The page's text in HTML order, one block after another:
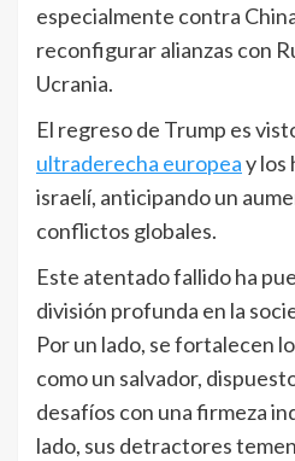
especialmente contra
reconfigurar alianzas con
Ucrania.
El regreso de Trump es
ultraderecha europeay los
israelí, anticipando un
conflictos globales.
Este atentado fallido ha
división profunda en la
Por un lado, se fortalecen
como un salvador,
desafíos con una firmeza
lado, sus detractores